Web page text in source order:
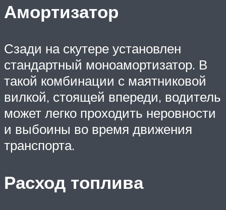
Амортизатор
Сзади на скутере установлен
стандартный моноамортизатор. В
такой комбинации с маятниковой
вилкой, стоящей впереди, водитель
может легко проходить неровности
и выбоины во время движения
транспорта.
Расход топлива